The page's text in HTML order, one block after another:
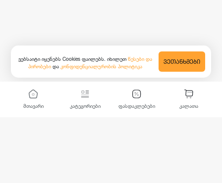
მთავარი კატეგორიები ფასდაკლებები კალათა
ვებსაიტი იყენებს Cookies ფაილებს. იხილეთ წესები და
პირობები და კონფიდენციალურობის პოლიტიკა
ᲕᲔᲗᲐᲜᲮᲛᲔᲑᲘ